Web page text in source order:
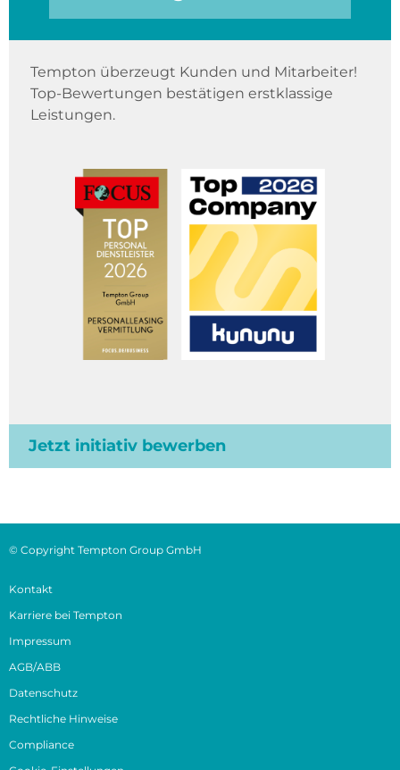
Tempton überzeugt Kunden und Mitarbeiter!
Top-Bewertungen bestätigen erstklassige
Leistungen.
Jetzt initiativ bewerben
© Copyright Tempton Group GmbH
Kontakt
Karriere bei Tempton
Impressum
AGB/ABB
Datenschutz
Rechtliche Hinweise
Compliance